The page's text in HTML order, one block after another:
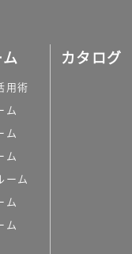
用術
ム
ム
ム
ーム
ム
ム
カタログ